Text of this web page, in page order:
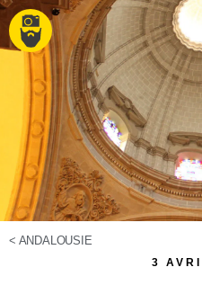
< ANDALOUSIE
3